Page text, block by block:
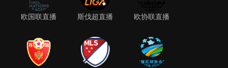
欧国联直播 斯伐超直播 欧协联直播